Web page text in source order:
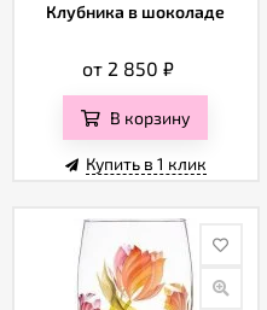
Клубника в шоколаде
от 2 850₽
В корзину
Купить в 1 клик